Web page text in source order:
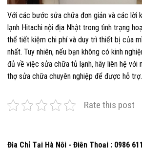
Với các bước sửa chữa đơn giản và các lời
lạnh Hitachi nội địa Nhật trong tình trạng
thể tiết kiệm chi phí và duy trì thiết bị của
nhất. Tuy nhiên, nếu bạn không có kinh
đủ về việc sửa chữa tủ lạnh, hãy liên hệ với
thợ sửa chữa chuyên nghiệp để được hỗ trợ.
Rate this post
Địa Chỉ Tại Hà Nội - Điện Thoại : 0986